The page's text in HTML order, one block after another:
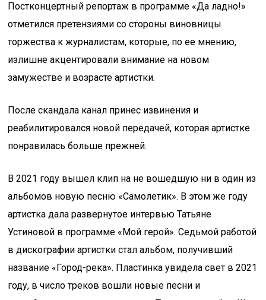
Постконцертный репортаж в программе «Да ладно!»
отметился претензиями со стороны виновницы
торжества к журналистам, которые, по ее мнению,
излишне акцентировали внимание на новом
замужестве и возрасте артистки.
После скандала канал принес извинения и
реабилитировался новой передачей, которая артистке
понравилась больше прежней.
В 2021 году вышел клип на не вошедшую ни в один из
альбомов новую песню «Самолетик». В этом же году
артистка дала развернутое интервью Татьяне
Устиновой в программе «Мой герой». Седьмой работой
в дискографии артистки стал альбом, получивший
название «Город-река». Пластинка увидела свет в 2021
году, в число треков вошли новые песни и